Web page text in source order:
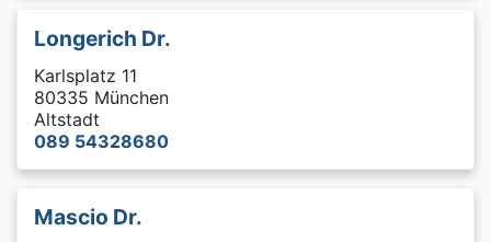
Longerich Dr.
Karlsplatz 11
80335 München
Altstadt
089 54328680
Mascio Dr.